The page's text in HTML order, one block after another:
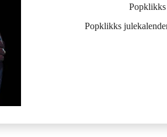
Popklikks
Popklikks